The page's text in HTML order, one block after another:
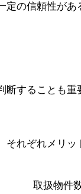
の信頼性があ
することも重
れぞれメリッ
取扱物件